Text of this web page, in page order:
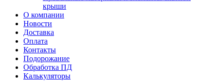
крыши
О компании
Новости
Доставка
Оплата
Контакты
Подорожание
Обработка ПД
Калькуляторы